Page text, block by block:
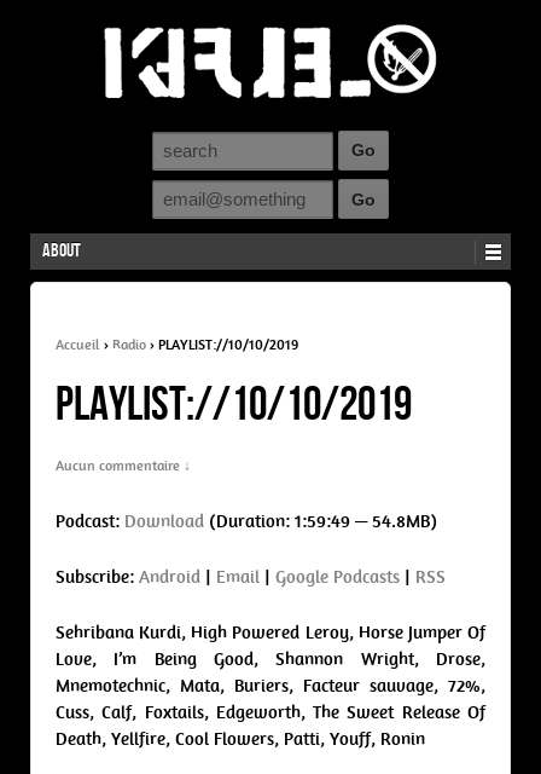
About
Accueil › Radio › PLAYLIST://10/10/2019
PLAYLIST://10/10/2019
Aucun commentaire ↓
Podcast: Download (Duration: 1:59:49 — 54.8MB)
Subscribe: Android Email Google Podcasts RSS
Sehribana Kurdi, High Powered Leroy, Horse Jumper Of
Love, I’m Being Good, Shannon Wright, Drose,
Mnemotechnic, Mata, Buriers, Facteur sauvage, 72%,
Cuss, Calf, Foxtails, Edgeworth, The Sweet Release Of
Death, Yellfire, Cool Flowers, Patti, Youff, Ronin